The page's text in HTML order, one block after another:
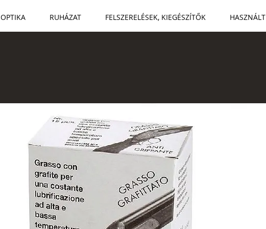
OPTIKA RUHÁZAT FELSZERELÉSEK, KIEGÉSZÍTŐK HASZNÁLT